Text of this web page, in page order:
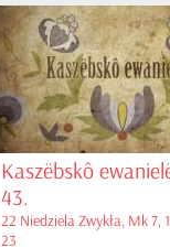
Kaszëbskô
43.
22 Niedziela Zwykła, Mk 7,
23